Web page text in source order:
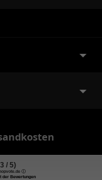
/ 5)
ⓘ
der Bewertungen